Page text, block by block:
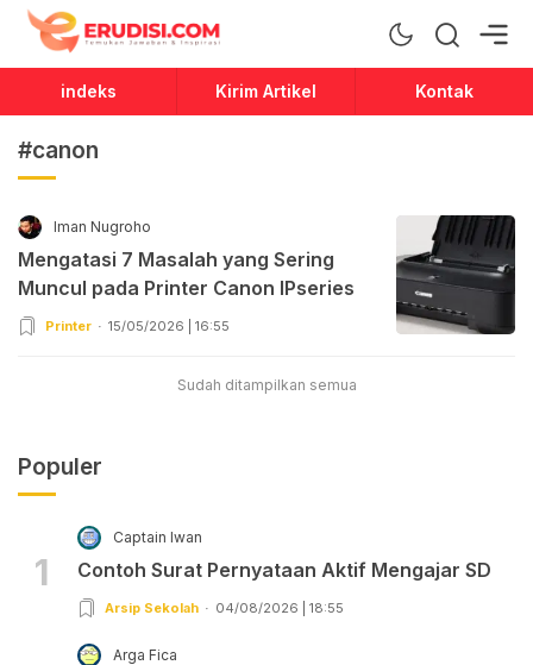
Erudisi
Temukan Jawaban dan Inspirasi
indeks Kirim Artikel Kontak
#canon
Iman Nugroho
Mengatasi 7 Masalah yang Sering
Muncul pada Printer Canon IPseries
Printer 15/05/2026 | 16:55
Sudah ditampilkan semua
Populer
1
Captain Iwan
Contoh Surat Pernyataan Aktif Mengajar SD
Arsip Sekolah 04/08/2026 | 18:55
Arga Fica